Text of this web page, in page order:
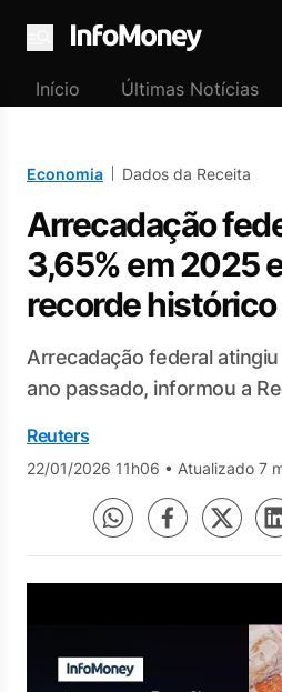
Menu
Início Últimas Notícias
Economia Dados da Receita
Arrecadação
3,65% em 2025
recorde histórico
Arrecadação federal
ano passado, informou a
Reuters
22/01/2026 11h06 • Atualizado 7